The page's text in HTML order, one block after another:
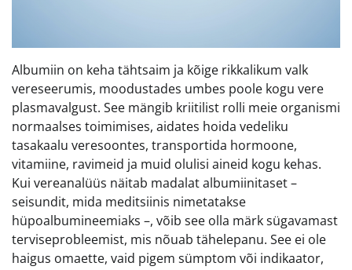
Albumiin on keha tähtsaim ja kõige rikkalikum valk
vereseerumis, moodustades umbes poole kogu vere
plasmavalgust. See mängib kriitilist rolli meie organismi
normaalses toimimises, aidates hoida vedeliku
tasakaalu veresoontes, transportida hormoone,
vitamiine, ravimeid ja muid olulisi aineid kogu kehas.
Kui vereanalüüs näitab madalat albumiinitaset –
seisundit, mida meditsiinis nimetatakse
hüpoalbumineemiaks –, võib see olla märk sügavamast
terviseprobleemist, mis nõuab tähelepanu. See ei ole
haigus omaette, vaid pigem sümptom või indikaator,